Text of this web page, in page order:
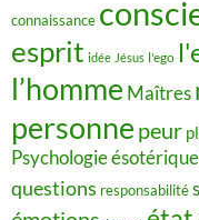
connaissance
esprit idée Jésus l'ego
l’homme Maîtres
personne peur
Psychologie ésotérique
questions responsabilité